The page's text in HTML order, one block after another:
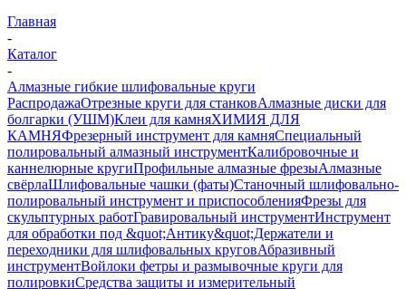
Главная
-
Каталог
-
Алмазные гибкие шлифовальные круги
РаспродажаОтрезные круги для станковАлмазные диски для
болгарки (УШМ)Клеи для камняХИМИЯ ДЛЯ
КАМНЯФрезерный инструмент для камняСпециальный
полировальный алмазный инструментКалибровочные и
каннелюрные кругиПрофильные алмазные фрезыАлмазные
свёрлаШлифовальные чашки (фаты)Станочный шлифовально-
полировальный инструмент и приспособленияФрезы для
скульптурных работГравировальный инструментИнструмент
для обработки под &quot;Антику&quot;Держатели и
переходники для шлифовальных круговАбразивный
инструментВойлоки фетры и размывочные круги для
полировкиСредства защиты и измерительный